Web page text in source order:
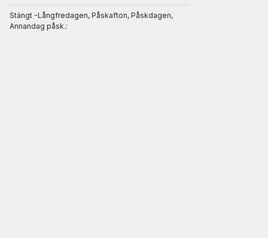
Stängt -Långfredagen, Påskafton, Påskdagen,
Annandag påsk.: